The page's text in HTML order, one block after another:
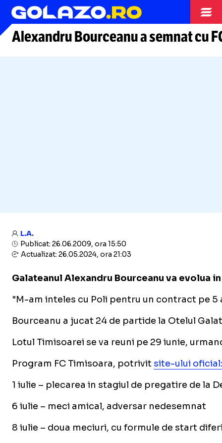
Arhiva fotbal
Alexandru Bourceanu a semnat cu
L.A.
Publicat: 26.06.2009, ora 15:50
Actualizat: 26.05.2024, ora 21:03
Galateanul Alexandru Bourceanu va evolua
"M-am inteles cu Poli pentru un contract pe
Bourceanu a jucat 24 de partide la Otelul
Lotul Timisoarei se va reuni pe 29 iunie,
Program FC Timisoara, potrivit site-ului oficial:
1 iulie – plecarea in stagiul de pregatire de la
6 iulie – meci amical, adversar nedesemnat
8 iulie – doua meciuri, cu formule de start